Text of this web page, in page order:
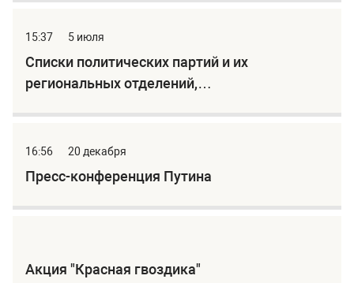
многоквартирном доме отдельным
категориям граждан
15:37 5 июля
Списки политических партий и их
региональных отделений,
Саратовской области, имеющих право 19
сентября 2021 года принимать участие в
выборах в органы местного самоуправления
муниципальных образо
16:56 20 декабря
Пресс-конференция Путина
Акция "Красная гвоздика"